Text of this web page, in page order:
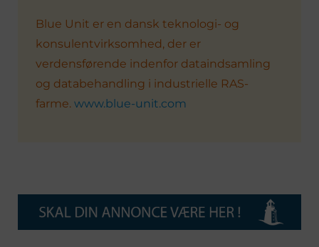
Blue Unit er en dansk teknologi- og
konsulentvirksomhed, der er
verdensførende indenfor dataindsamling
og databehandling i industrielle RAS-
farme. www.blue-unit.com